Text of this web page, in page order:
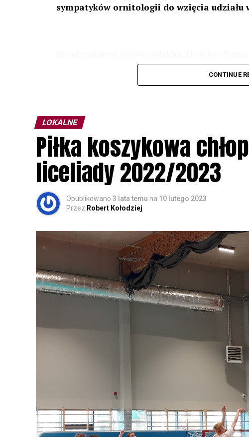
sympatyków ornitologii do wzięcia udziału
odbędzie się w dniach24 i 25 lutego 2023 r.
Wszystkich uczestników zapraszamy do udziału
rozpoznawanie głosów sów i wymianę
zapisy.
CONTINUE
LOKALNE
Piłka koszykowa
liceliady 2022/2023
Opublikowano 3 lata temu na 10 lutego 2023
Przez Robert Kołodziej